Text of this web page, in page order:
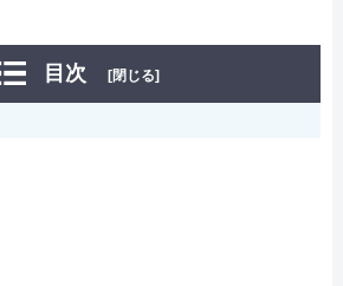
目次 [閉じる]